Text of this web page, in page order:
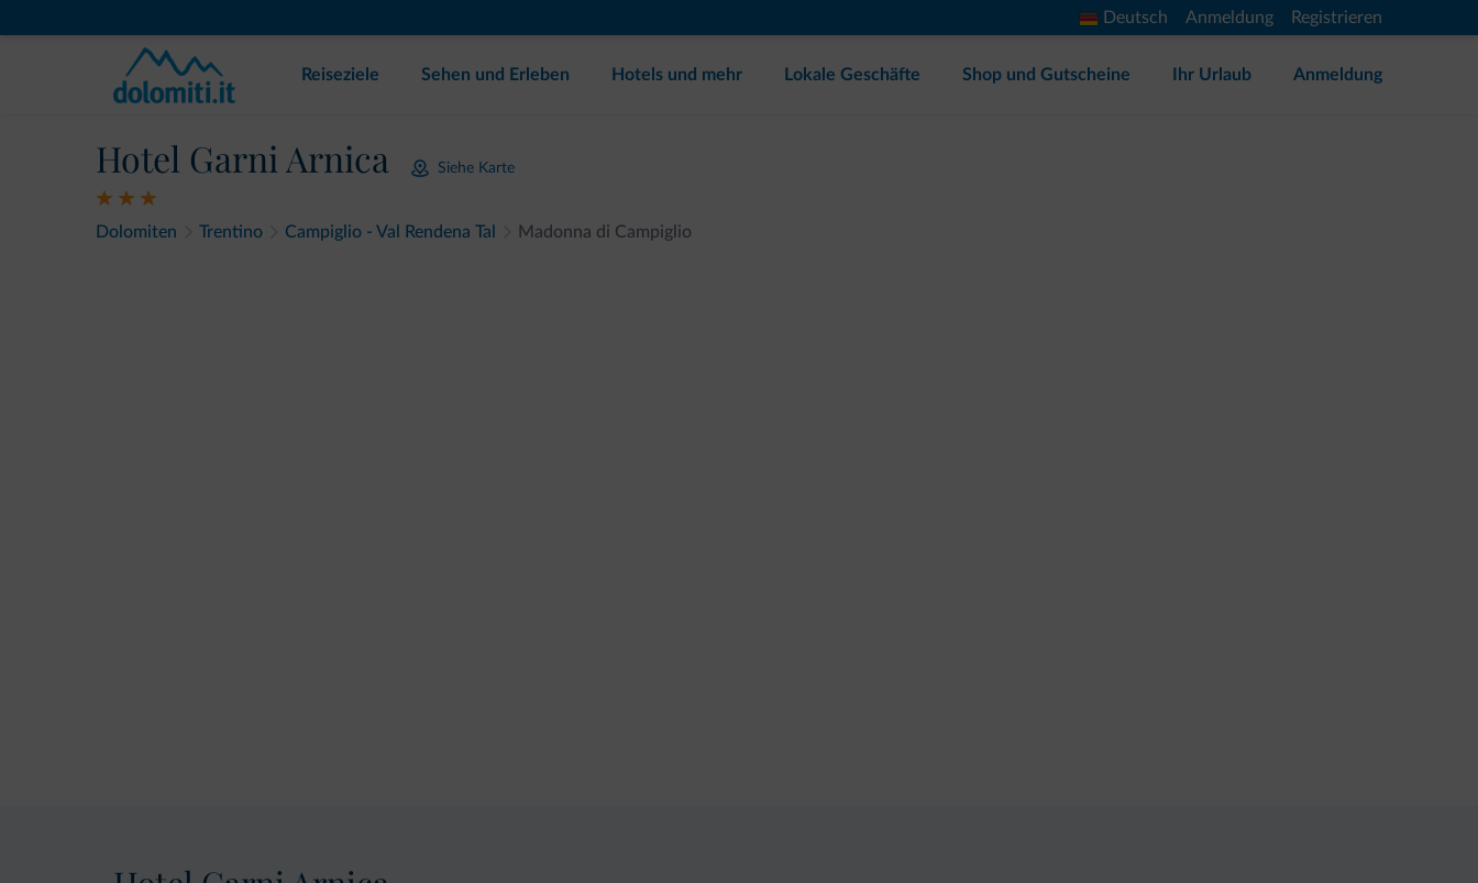
Deutsch Anmeldung Registrieren
Reiseziele Sehen und Erleben Hotels und mehr Lokale Geschäfte Shop und Gutscheine Ihr Urlaub Anmeldung
Hotel Garni Arnica Siehe Karte
Dolomiten Trentino Campiglio - Val Rendena Tal Madonna di Campiglio